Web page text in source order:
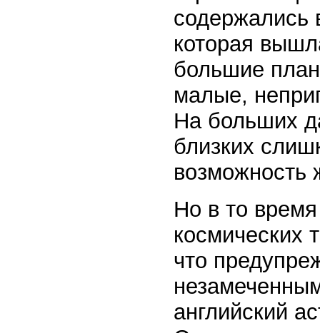
содержались
которая
большие
малые,
На больших
близких
возможность
Но в то
космических
что
английский